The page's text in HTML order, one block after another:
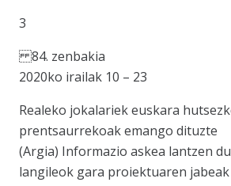
3
84. zenbakia
2020ko irailak 10 – 23
Realeko jokalariek euskara
prentsaurrekoak emango dituzte
(Argia) Informazio askea lantzen
langileok gara proiektuaren